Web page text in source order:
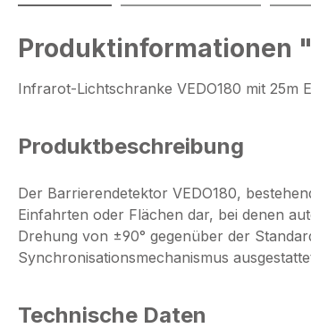
Produktinformationen
Infrarot-Lichtschranke VEDO180 mit 25m
Produktbeschreibung
Der Barrierendetektor VEDO180,
Einfahrten oder Flächen dar, bei denen
Drehung von ±90° gegenüber der
Synchronisationsmechanismus
Technische Daten